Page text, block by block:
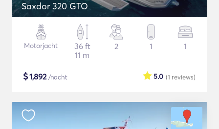
Saxdor 320 GTO
Motorjacht
36 ft
11 m
2 1 1
$1,892/nacht (1 reviews)
5.0